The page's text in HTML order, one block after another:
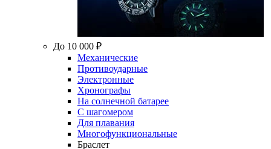
До 10 000 ₽
Механические
Противоударные
Электронные
Хронографы
На солнечной батарее
С шагомером
Для плавания
Многофункциональные
Браслет